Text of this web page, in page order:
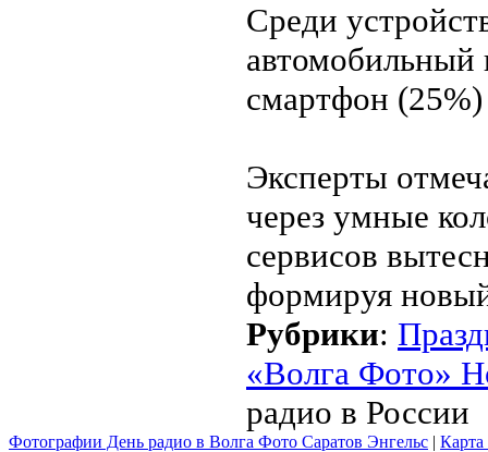
Среди
смартфон
Эксперты
через умные
сервисов
формируя
Рубрики:
«Волга Фото»
радио в России
Фотографии День радио в Волга Фото Саратов Энгельс | Карта